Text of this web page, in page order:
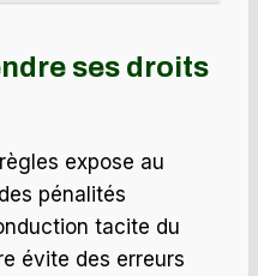
ses droits
expose au
pénalités
tacite du
évite des erreurs